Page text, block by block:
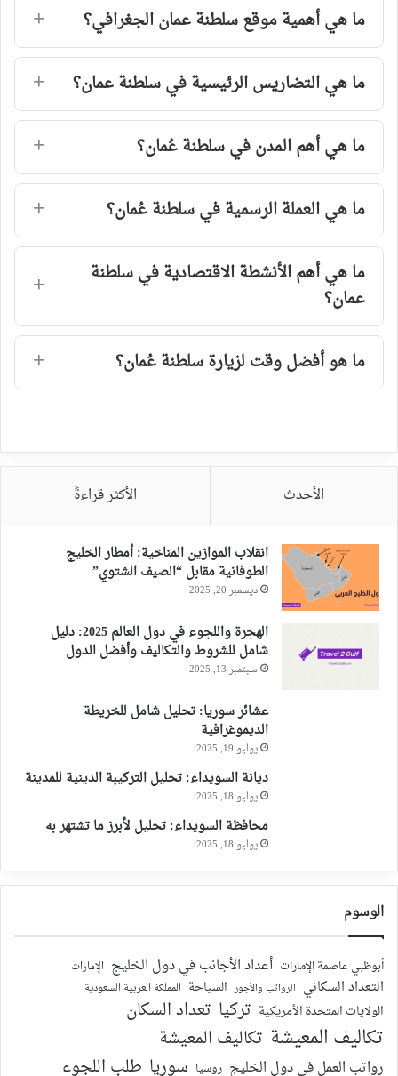
ما هي أهمية موقع سلطنة عمان الجغرافي؟
ما هي التضاريس الرئيسية في سلطنة عمان؟
ما هي أهم المدن في سلطنة عُمان؟
ما هي العملة الرسمية في سلطنة عُمان؟
ما هي أهم الأنشطة الاقتصادية في سلطنة
عمان؟
ما هو أفضل وقت لزيارة سلطنة عُمان؟
الأحدث الأكثر قراءةً
انقلاب الموازين المناخية: أمطار الخليج
الطوفانية مقابل “الصيف الشتوي”
ديسمبر 20, 2025
الهجرة واللجوء في دول العالم 2025: دليل
شامل للشروط والتكاليف وأفضل الدول
سبتمبر 13, 2025
عشائر سوريا: تحليل شامل للخريطة
الديموغرافية
يوليو 19, 2025
ديانة السويداء: تحليل التركيبة الدينية للمدينة
يوليو 18, 2025
محافظة السويداء: تحليل لأبرز ما تشتهر به
يوليو 18, 2025
الوسوم
أبوظبي عاصمة الإمارات أعداد الأجانب في دول الخليج الإمارات
التعداد السكاني الرواتب والأجور السياحة المملكة العربية السعودية
الولايات المتحدة الأمريكية تركيا تعداد السكان
تكاليف المعيشة تكاليف المعيشة
رواتب العمل في دول الخليج روسيا سوريا طلب اللجوء